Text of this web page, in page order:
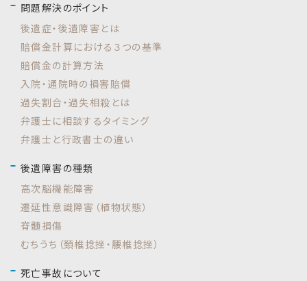
問題解決のポイント
後遺症・後遺障害とは
賠償金計算における３つの基準
賠償金の計算方法
入院・通院時の損害賠償
過失割合・過失相殺とは
弁護士に相談するタイミング
弁護士と行政書士の違い
後遺障害の種類
高次脳機能障害
遷延性意識障害（植物状態）
脊髄損傷
むちうち（頚椎捻挫・腰椎捻挫）
死亡事故について